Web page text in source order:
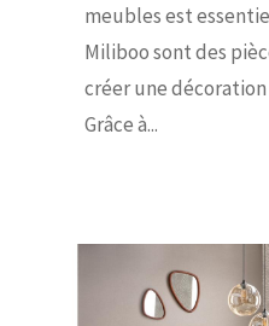
meubles est
Miliboo sont des
créer une décoration
Grâce à...